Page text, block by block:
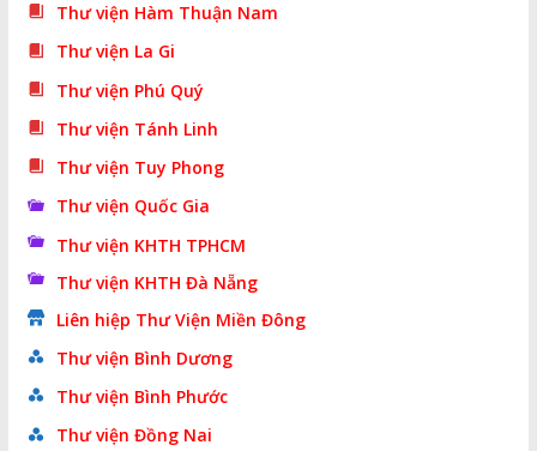
Thư viện Hàm Thuận Nam
Thư viện La Gi
Thư viện Phú Quý
Thư viện Tánh Linh
Thư viện Tuy Phong
Thư viện Quốc Gia
Thư viện KHTH TPHCM
Thư viện KHTH Đà Nẵng
Liên hiệp Thư Viện Miền Đông
Thư viện Bình Dương
Thư viện Bình Phước
Thư viện Đồng Nai